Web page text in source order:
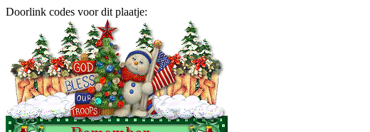
Doorlink codes voor dit plaatje: